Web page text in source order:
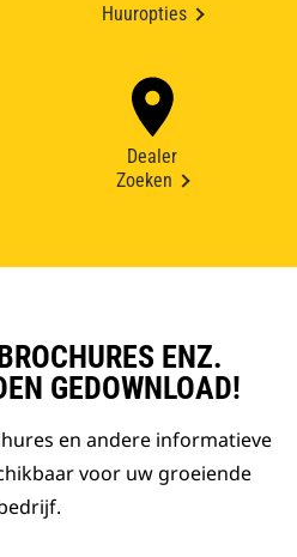
Huuropties
Dealer
Zoeken
ENZ.
GEDOWNLOAD!
en andere informatieve
voor uw groeiende